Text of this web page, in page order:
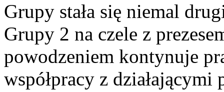
Grupy stała się niemal
Grupy 2 na czele z
powodzeniem kontynuje
współpracy z